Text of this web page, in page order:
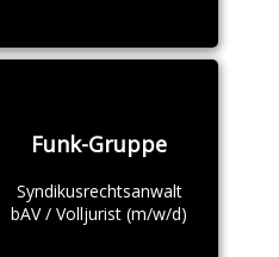
Funk-Gruppe
Syndikusrechtsanwalt
bAV / Volljurist (m/w/d)